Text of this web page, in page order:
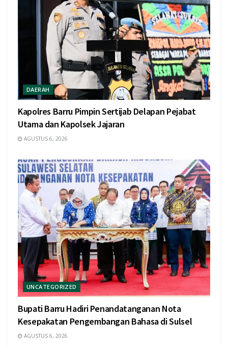
DAERAH
Kapolres Barru Pimpin Sertijab Delapan Pejabat
Utama dan Kapolsek Jajaran
AGUSTUS 6, 2026
UNCATEGORIZED
Bupati Barru Hadiri Penandatanganan Nota
Kesepakatan Pengembangan Bahasa di Sulsel
AGUSTUS 6, 2026